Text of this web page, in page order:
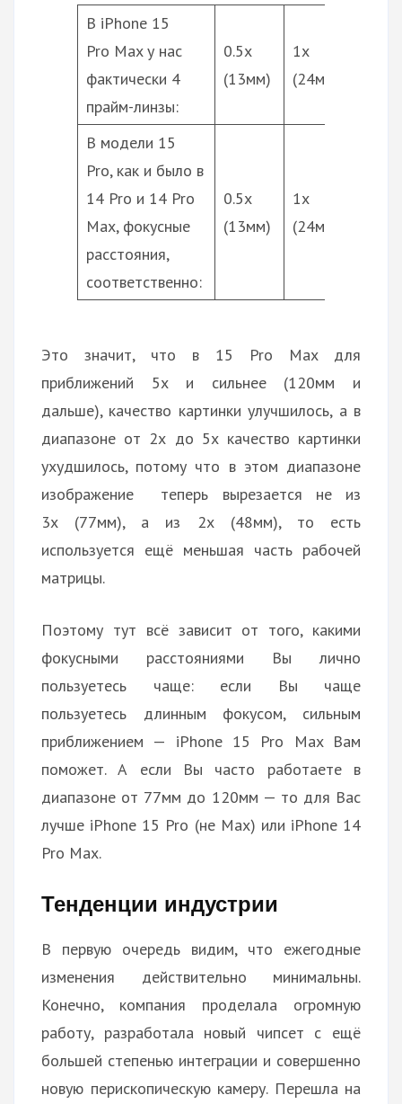
В iPhone 15
Pro Max у нас
фактически 4
прайм-линзы:
0.5х
(13мм)
1х
(24мм)
В модели 15
Pro, как и было в
14 Pro и 14 Pro
Max, фокусные
расстояния,
соответственно:
0.5х
(13мм)
1х
(24мм)
Это значит, что в 15 Pro Max для
приближений 5х и сильнее (120мм и
дальше), качество картинки улучшилось, а в
диапазоне от 2х до 5х качество картинки
ухудшилось, потому что в этом диапазоне
изображение теперь вырезается не из
3х (77мм), а из 2х (48мм), то есть
используется ещё меньшая часть рабочей
матрицы.
Поэтому тут всё зависит от того, какими
фокусными расстояниями Вы лично
пользуетесь чаще: если Вы чаще
пользуетесь длинным фокусом, сильным
приближением — iPhone 15 Pro Max Вам
поможет. А если Вы часто работаете в
диапазоне от 77мм до 120мм — то для Вас
лучше iPhone 15 Pro (не Max) или iPhone 14
Pro Max.
Тенденции индустрии
В первую очередь видим, что ежегодные
изменения действительно минимальны.
Конечно, компания проделала огромную
работу, разработала новый чипсет с ещё
большей степенью интеграции и совершенно
новую перископическую камеру. Перешла на